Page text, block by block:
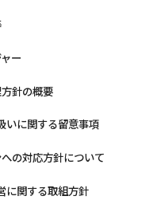
ー
針の概要
いに関する留意事項
の対応方針について
に関する取組方針